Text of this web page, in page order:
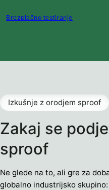
Brezplačno testiranje
Izkušnje z orodjem sproof
Zakaj se
sproof
Ne glede na to, ali gre za
globalno industrijsko